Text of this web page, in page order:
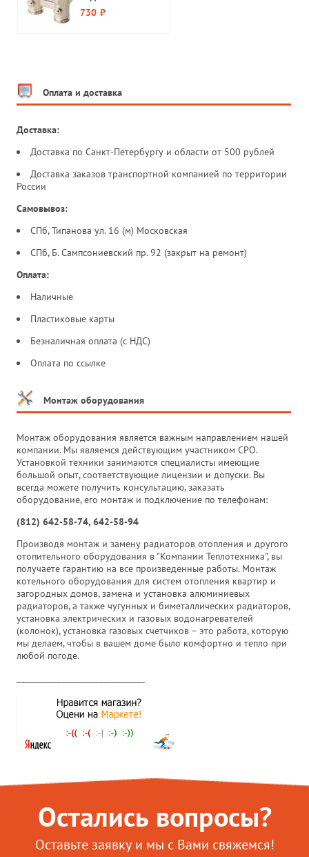
радиатора для
730 руб.
Оплата и доставка
Доставка:
Доставка по Санкт-Петербургу и области от 500 рублей
Доставка заказов транспортной компанией по территории
России
Самовывоз:
СПб, Типанова ул. 16 (м) Московская
СПб, Б. Сампсониевский пр. 92 (закрыт на ремонт)
Оплата:
Наличные
Пластиковые карты
Безналичная оплата (с НДС)
Оплата по ссылке
Монтаж оборудования
Монтаж оборудования является важным направлением нашей
компании. Мы являемся действующим участником СРО.
Установкой техники занимаются специалисты имеющие
большой опыт, соответствующие лицензии и допуски. Вы
всегда можете получить консультацию, заказать
оборудование, его монтаж и подключение по телефонам:
(812) 642-58-74, 642-58-94
Производя монтаж и замену радиаторов отопления и другого
отопительного оборудования в "Компании Теплотехника", вы
получаете гарантию на все произведенные работы. Монтаж
котельного оборудования для систем отопления квартир и
загородных домов, замена и установка алюминиевых
радиаторов, а также чугунных и биметаллических радиаторов,
установка электрических и газовых водонагревателей
(колонок), установка газовых счетчиков – это работа, которую
мы делаем, чтобы в вашем доме было комфортно и тепло при
любой погоде.
Остались вопросы?
Оставьте заявку и мы с Вами свяжемся!